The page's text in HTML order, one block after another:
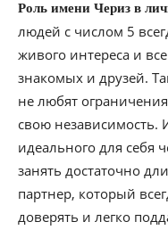
Роль имени Чериз в
людей с числом 5
живого интереса и
знакомых и друзей.
не любят ограничения
свою независимость.
идеального для себя
занять достаточно
партнер, который
доверять и легко